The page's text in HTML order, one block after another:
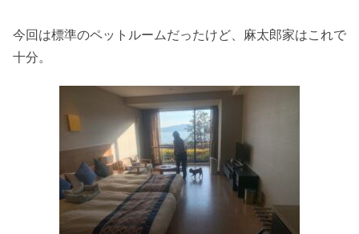
今回は標準のペットルームだったけど、麻太郎家はこれで
十分。